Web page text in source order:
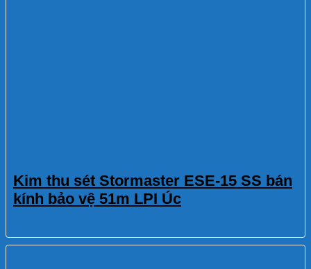
Kim thu sét Stormaster ESE-15 SS bán
kính bảo vệ 51m LPI Úc